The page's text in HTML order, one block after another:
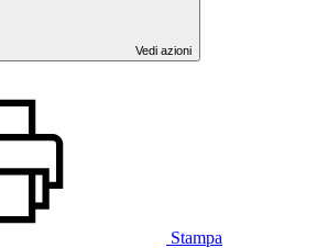
Vedi azioni
Stampa